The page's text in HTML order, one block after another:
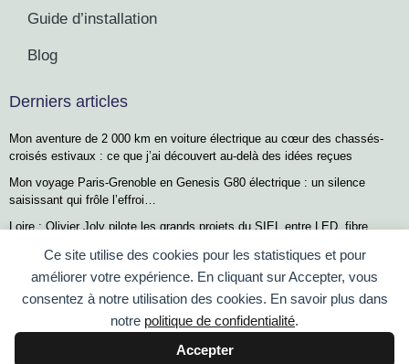
Ce site utilise des cookies pour les statistiques et pour
améliorer votre expérience. En cliquant sur Accepter, vous
consentez à notre utilisation des cookies. En savoir plus dans
notre politique de confidentialité.
Accepter
Guide d’installation
Blog
Derniers articles
Mon aventure de 2 000 km en voiture électrique au cœur des chassés-
croisés estivaux : ce que j’ai découvert au-delà des idées reçues
Mon voyage Paris-Grenoble en Genesis G80 électrique : un silence
saisissant qui frôle l’effroi…
Loire : Olivier Joly pilote les grands projets du SIEL entre LED, fibre
Tout savoir sur les bornes de recharge pour voitures électriques : Guide
Recharge ultra-rapide : remplir sa voiture électrique en moins de 4
minutes, un pari audacieux